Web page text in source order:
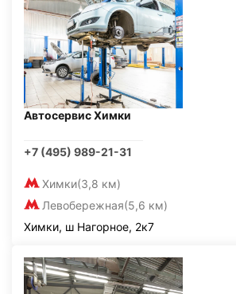
Автосервис Химки
+7 (495) 989-21-31
Химки(3,8 км)
Левобережная(5,6 км)
Химки, ш Нагорное, 2к7